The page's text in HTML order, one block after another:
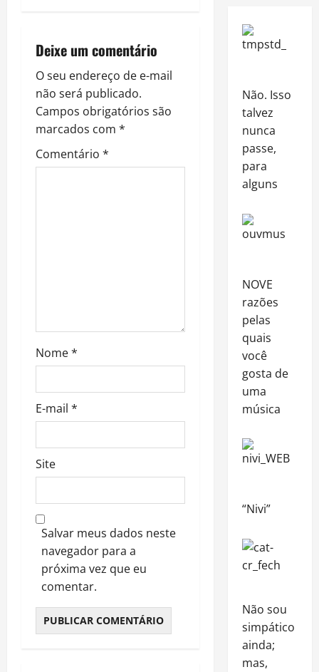
a
v
i
g
a
Deixe um comentário
O seu endereço de e-mail
não será publicado.
Campos obrigatórios são
marcados com *
Comentário *
Nome*
E-mail *
Site
Salvar meus dados neste
navegador para a
próxima vez que eu
comentar.
Não. Isso
talvez
nunca
passe,
para
alguns
NOVE
razões
pelas
quais
você
gosta de
uma
música
“Nivi”
Não sou
simpático
ainda;
mas,